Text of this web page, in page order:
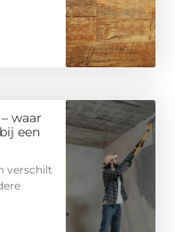
waar
een
verschilt